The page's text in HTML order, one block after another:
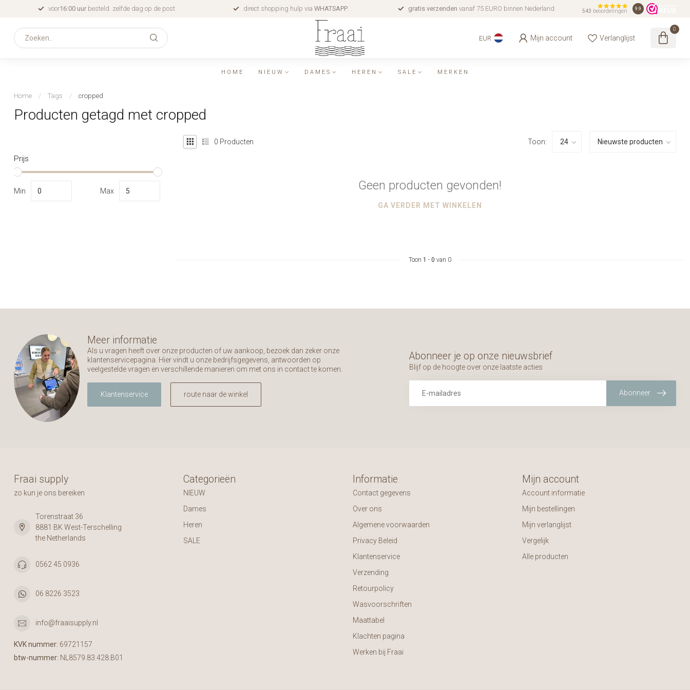
voor16:00 uur besteld. zelfde dag op de post direct shopping hulp via WHATSAPP. gratis verzenden vanaf 75 EURO binnen Nederland 543 beoordelingen 9.9
EUR Mijn account Verlanglijst
0
HOME NIEUW DAMES HEREN SALE MERKEN
Home / Tags / cropped
Producten getagd met cropped
Prijs
Min Max
0 Producten Toon:
Geen producten gevonden!
GA VERDER MET WINKELEN
Toon 1 - 0 van 0
Meer informatie
Als u vragen heeft over onze producten of uw aankoop, bezoek dan zeker onze
klantenservicepagina. Hier vindt u onze bedrijfsgegevens, antwoorden op
veelgestelde vragen en verschillende manieren om met ons in contact te komen.
Klantenservice route naar de winkel
Abonneer je op onze nieuwsbrief
Blijf op de hoogte over onze laatste acties
Abonneer
Fraai supply
zo kun je ons bereiken
Torenstraat 36
8881 BK West-Terschelling
the Netherlands
0562 45 0936
06 8226 3523
info@fraaisupply.nl
KVK nummer: 69721157
btw-nummer: NL8579.83.428.B01
Categorieën
NIEUW
Dames
Heren
SALE
Informatie
Contact gegevens
Over ons
Algemene voorwaarden
Privacy Beleid
Klantenservice
Verzending
Retourpolicy
Wasvoorschriften
Maattabel
Klachten pagina
Werken bij Fraai
Mijn account
Account informatie
Mijn bestellingen
Mijn verlanglijst
Vergelijk
Alle producten